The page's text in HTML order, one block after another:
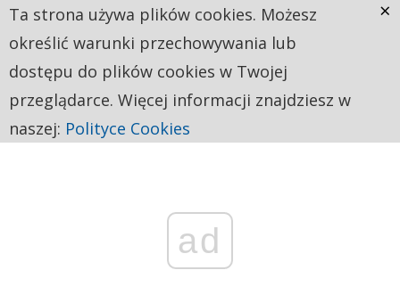
ad
Ta strona używa plików cookies. Możesz
określić warunki przechowywania lub
dostępu do plików cookies w Twojej
przeglądarce. Więcej informacji znajdziesz w
naszej: Polityce Cookies
×